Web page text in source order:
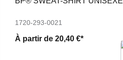
1720-293-0021
À partir de 20,40 €*